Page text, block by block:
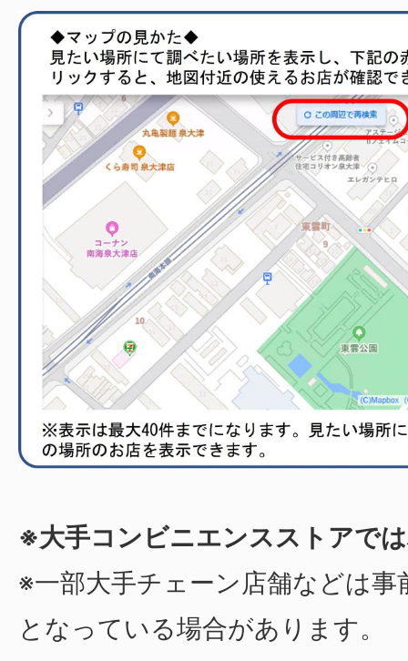
※大手コンビニエンスストアで
※一部大手チェーン店舗などは
となっている場合があります。